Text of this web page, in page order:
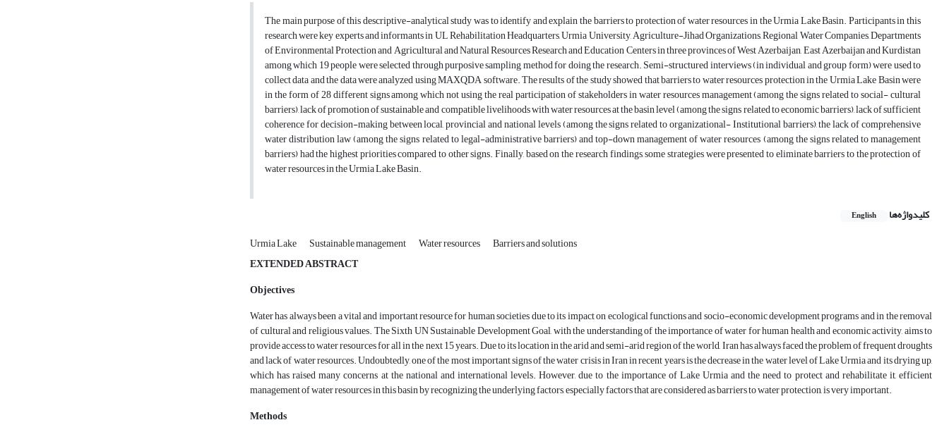
The main purpose of this descriptive-analytical study was to identify and explain the barriers to protection of water resources in the Urmia Lake Basin. Participants in this
research were key experts and informants in UL Rehabilitation Headquarters, Urmia University, Agriculture-Jihad Organizations, Regional Water Companies, Departments
of Environmental Protection and Agricultural and Natural Resources Research and Education Centers in three provinces of West Azerbaijan, East Azerbaijan and Kurdistan
among which 19 people were selected through purposive sampling method for doing the research. Semi-structured interviews (in individual and group form) were used to
collect data and the data were analyzed using MAXQDA software. The results of the study showed that barriers to water resources protection in the Urmia Lake Basin were
in the form of 28 different signs among which not using the real participation of stakeholders in water resources management (among the signs related to social- cultural
barriers), lack of promotion of sustainable and compatible livelihoods with water resources at the basin level (among the signs related to economic barriers), lack of sufficient
coherence for decision-making between local, provincial and national levels (among the signs related to organizational- Institutional barriers), the lack of comprehensive
water distribution law (among the signs related to legal-administrative barriers) and top-down management of water resources (among the signs related to management
barriers) had the highest priorities compared to other signs. Finally, based on the research findings, some strategies were presented to eliminate barriers to the protection of
water resources in the Urmia Lake Basin.
کلیدواژه‌ها English
Urmia Lake Sustainable management Water resources
Barriers and solutions
EXTENDED ABSTRACT
Objectives
Water has always been a vital and important resource for human societies due to its impact on ecological functions and socio-economic development programs and in the removal
of cultural and religious values. The Sixth UN Sustainable Development Goal, with the understanding of the importance of water for human health and economic activity, aims to
provide access to water resources for all in the next 15 years. Due to its location in the arid and semi-arid region of the world, Iran has always faced the problem of frequent droughts
and lack of water resources. Undoubtedly, one of the most important signs of the water crisis in Iran in recent years is the decrease in the water level of Lake Urmia and its drying up,
which has raised many concerns at the national and international levels. However, due to the importance of Lake Urmia and the need to protect and rehabilitate it, efficient
management of water resources in this basin by recognizing the underlying factors, especially factors that are considered as barriers to water protection, is very important.
Methods